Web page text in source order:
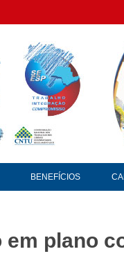
BENEFÍCIOS
em plano